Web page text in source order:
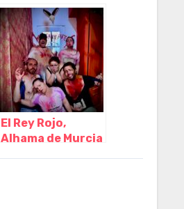
Murcia, Abanilla –
Murcia
El Rey Rojo,
Alhama de Murcia